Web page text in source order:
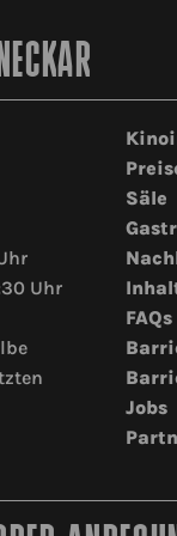
Uhr
Säle
FAQs
Jobs